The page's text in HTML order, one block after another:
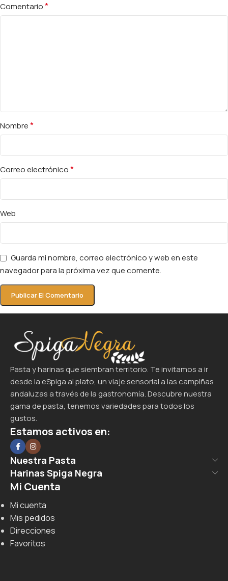
Comentario*
Nombre*
Correo electrónico*
Web
Guarda mi nombre, correo electrónico y web en este
navegador para la próxima vez que comente.
Pasta y harinas que siembran territorio. Te invitamos a ir
desde la eSpiga al plato, un viaje sensorial a las campiñas
andaluzas a través de la gastronomía. Descubre nuestra
gama de pasta, tenemos variedades para todos los
gustos.
Estamos activos en:
Nuestra Pasta
Harinas Spiga Negra
Mi Cuenta
Mi cuenta
Mis pedidos
Direcciones
Favoritos